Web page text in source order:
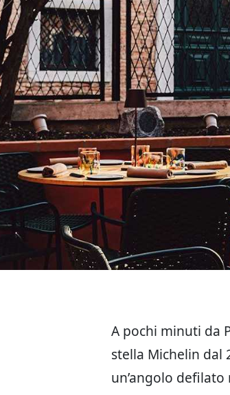
A pochi minuti da
stella Michelin dal
un’angolo